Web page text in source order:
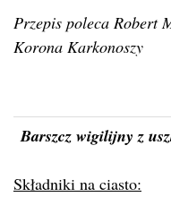
Przepis poleca Robert
Korona Karkonoszy
Barszcz wigilijny z
Składniki na ciasto: